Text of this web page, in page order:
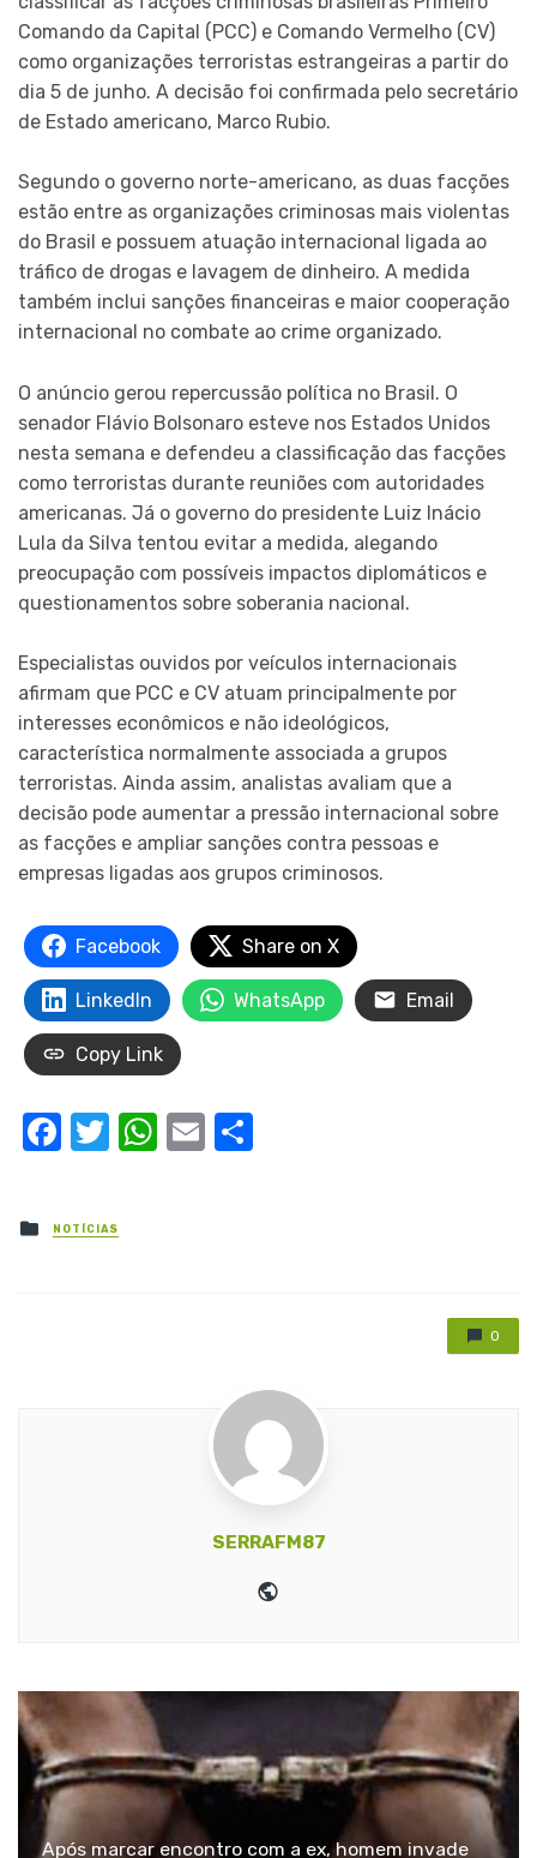
Comando da Capital (PCC) e Comando Vermelho (CV)
como organizações terroristas estrangeiras a partir do
dia 5 de junho. A decisão foi confirmada pelo secretário
de Estado americano, Marco Rubio.
Segundo o governo norte-americano, as duas facções
estão entre as organizações criminosas mais violentas
do Brasil e possuem atuação internacional ligada ao
tráfico de drogas e lavagem de dinheiro. A medida
também inclui sanções financeiras e maior cooperação
internacional no combate ao crime organizado.
O anúncio gerou repercussão política no Brasil. O
senador Flávio Bolsonaro esteve nos Estados Unidos
nesta semana e defendeu a classificação das facções
como terroristas durante reuniões com autoridades
americanas. Já o governo do presidente Luiz Inácio
Lula da Silva tentou evitar a medida, alegando
preocupação com possíveis impactos diplomáticos e
questionamentos sobre soberania nacional.
Especialistas ouvidos por veículos internacionais
afirmam que PCC e CV atuam principalmente por
interesses econômicos e não ideológicos,
característica normalmente associada a grupos
terroristas. Ainda assim, analistas avaliam que a
decisão pode aumentar a pressão internacional sobre
as facções e ampliar sanções contra pessoas e
empresas ligadas aos grupos criminosos.
Facebook Share on X
LinkedIn WhatsApp Email
Copy Link
Facebook
Twitter
WhatsApp
Email
Posted
in
NOTÍCIAS
0
SERRAFM87
Após marcar encontro com a ex, homem invade